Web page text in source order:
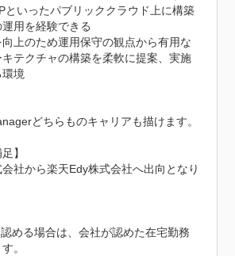
といったパブリッククラウド上に構築
用を経験できる
向上のため運用保守の観点から有用な
テクチャの構築を柔軟に提案、実施
境
どちらものキャリアも描けます。
】
社から楽天Edy株式会社へ出向となり
める場合は、会社が認めた在宅勤務
。